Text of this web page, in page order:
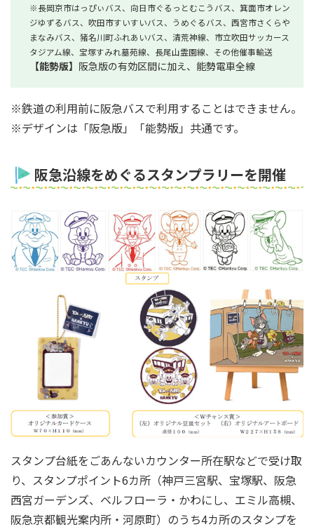
※長岡京市はっぴぃバス、向日市ぐるっとむこうバス、箕面市オレン
ジゆずるバス、吹田市すいすいバス、うめぐるバス、西宮市さくらや
まなみバス、猪名川町ふれあいバス、清荒神線、市立吹田サッカース
タジアム線、宝塚すみれ墓苑線、長尾山霊園線、その他催事輸送
【能勢版】 阪急版の有効区間に加え、能勢電車全線
※鉄道の利用前に阪急バスで利用することはできません。
※デザインは「阪急版」「能勢版」共通です。
阪急沿線をめぐるスタンプラリーを開催
スタンプ台紙をごあんないカウンター所在駅などで受け取
り、スタンプポイント6カ所（神戸三宮駅、宝塚駅、阪急
西宮ガーデンズ、ベルフローラ・かわにし、エミル高槻、
阪急京都観光案内所・河原町）のうち4カ所のスタンプを